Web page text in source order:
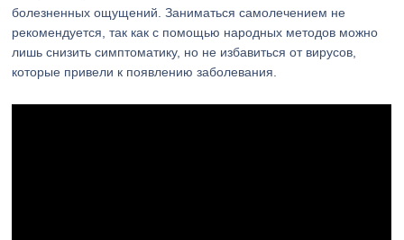
болезненных ощущений. Заниматься самолечением не
рекомендуется, так как с помощью народных методов можно
лишь снизить симптоматику, но не избавиться от вирусов,
которые привели к появлению заболевания.